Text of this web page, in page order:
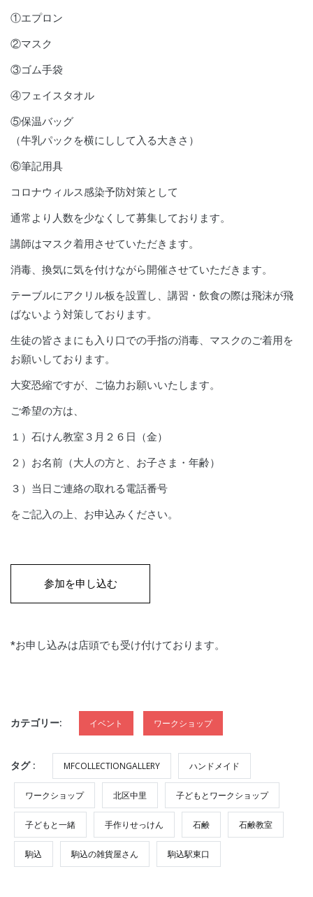
①エプロン
②マスク
③ゴム手袋
④フェイスタオル
⑤保温バッグ
（牛乳パックを横にしして入る大きさ）
⑥筆記用具
コロナウィルス感染予防対策として
通常より人数を少なくして募集しております。
講師はマスク着用させていただきます。
消毒、換気に気を付けながら開催させていただきます。
テーブルにアクリル板を設置し、講習・飲食の際は飛沫が飛
ばないよう対策しております。
生徒の皆さまにも入り口での手指の消毒、マスクのご着用を
お願いしております。
大変恐縮ですが、ご協力お願いいたします。
ご希望の方は、
１）石けん教室３月２６日（金）
２）お名前（大人の方と、お子さま・年齢）
３）当日ご連絡の取れる電話番号
をご記入の上、お申込みください。
参加を申し込む
*お申し込みは店頭でも受け付けております。
カテゴリー: イベント ワークショップ
タグ : MFCOLLECTIONGALLERY ハンドメイド
ワークショップ 北区中里 子どもとワークショップ
子どもと一緒 手作りせっけん 石鹸 石鹸教室
駒込 駒込の雑貨屋さん 駒込駅東口